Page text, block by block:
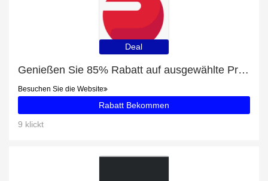
Deal
Genießen Sie 85% Rabatt auf ausgewählte Produkte
Besuchen Sie die Website
Rabatt Bekommen
9 klickt